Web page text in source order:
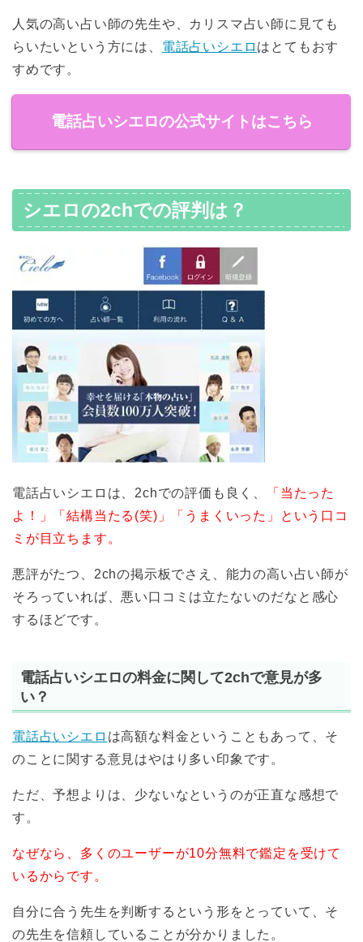
人気の高い占い師の先生や、カリスマ占い師に見ても
らいたいという方には、 電話占いシエロ はとてもおす
すめです。
電話占いシエロの公式サイトはこちら
シエロの2chでの評判は？
電話占いシエロは、2chでの評価も良く、
「当たった
よ！」「結構当たる(笑)」「うまくいった」という口コ
ミが目立ちます。
悪評がたつ、2chの掲示板でさえ、能力の高い占い師が
そろっていれば、悪い口コミは立たないのだなと感心
するほどです。
電話占いシエロの料金に関して2chで意見が多
い？
電話占いシエロ は高額な料金ということもあって、そ
のことに関する意見はやはり多い印象です。
ただ、予想よりは、少ないなというのが正直な感想で
す。
なぜなら、多くのユーザーが10分無料で鑑定を受けて
いるからです。
自分に合う先生を判断するという形をとっていて、そ
の先生を信頼していることが分かりました。